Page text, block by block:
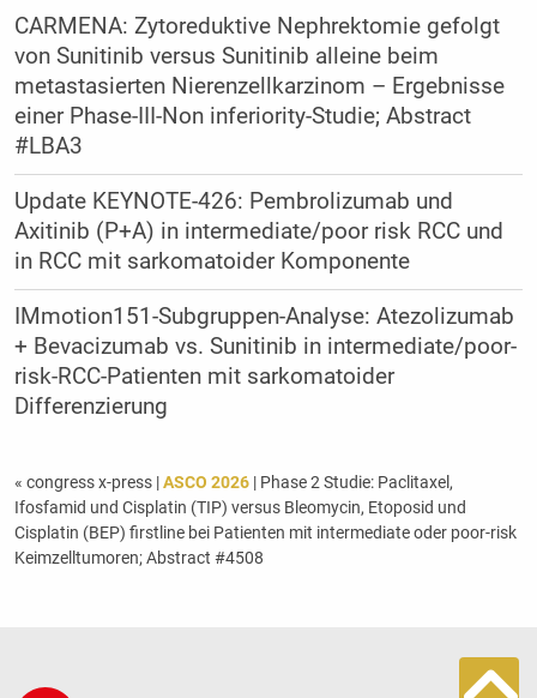
CARMENA: Zytoreduktive Nephrektomie gefolgt
von Sunitinib versus Sunitinib alleine beim
metastasierten Nierenzellkarzinom – Ergebnisse
einer Phase-III-Non inferiority-Studie; Abstract
#LBA3
Update KEYNOTE-426: Pembrolizumab und
Axitinib (P+A) in intermediate/poor risk RCC und
in RCC mit sarkomatoider Komponente
IMmotion151-Subgruppen-Analyse: Atezolizumab
+ Bevacizumab vs. Sunitinib in intermediate/poor-
risk-RCC-Patienten mit sarkomatoider
Differenzierung
« congress x-press |ASCO 2026| Phase 2 Studie: Paclitaxel,
Ifosfamid und Cisplatin (TIP) versus Bleomycin, Etoposid und
Cisplatin (BEP) firstline bei Patienten mit intermediate oder poor-risk
Keimzelltumoren; Abstract #4508